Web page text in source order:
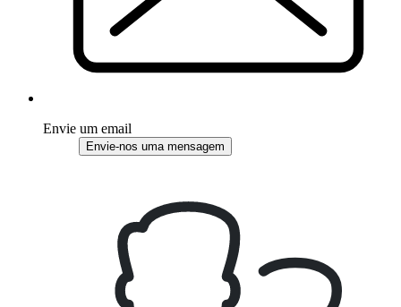
Envie um email
Envie-nos uma mensagem